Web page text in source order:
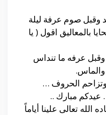
وقبل صوم عرفة ليلة
بالمعاليق اقول ( يا
عرفه ما تنداس
والماس.
الحروف …
مبارك ..
الله تعالى علينا أياماً